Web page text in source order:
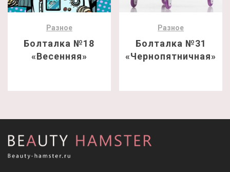
Разное
Болталка №18
«Весенняя»
Разное
Болталка №31
«Чернопятничная»